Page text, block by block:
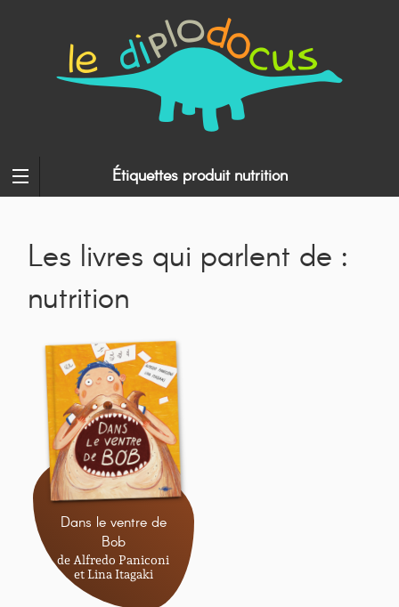
Étiquettes produit nutrition
Les livres qui parlent de :
nutrition
Dans le ventre de
Bob
de Alfredo Paniconi
et Lina Itagaki